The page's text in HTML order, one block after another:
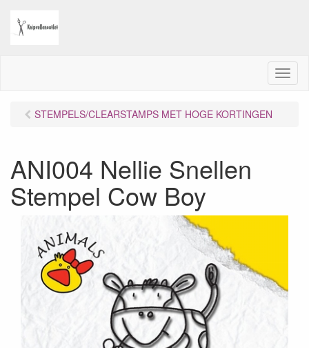
M
e
STEMPELS/CLEARSTAMPS MET HOGE KORTINGEN
ANI004 Nellie Snellen
Stempel Cow Boy